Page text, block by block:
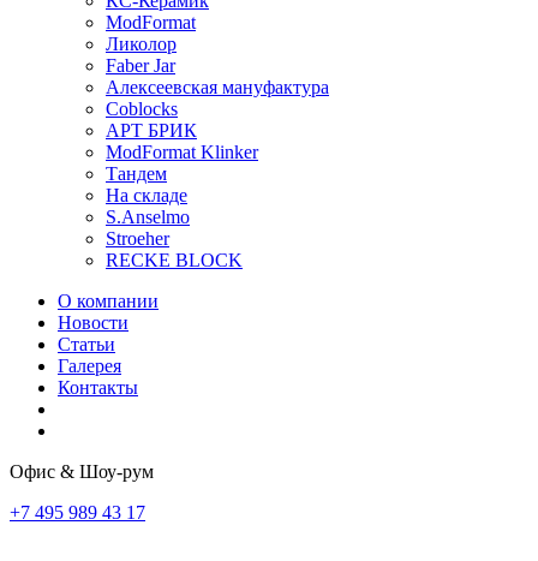
ModFormat
Ликолор
Faber Jar
Алексеевская мануфактура
Coblocks
АРТ БРИК
ModFormat Klinker
Тандем
На складе
S.Anselmo
Stroeher
RECKE BLOCK
О компании
Новости
Статьи
Галерея
Контакты
Офис & Шоу-рум
+7 495 989 43 17